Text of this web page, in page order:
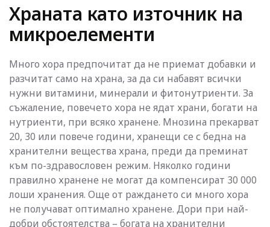
Храната като източник на
микроелементи
Много хора предпочитат да не приемат добавки и
разчитат само на храна, за да си набавят всички
нужни витамини, минерали и фитонутриенти. За
съжаление, повечето хора не ядат храни, богати на
нутриенти, при всяко хранене. Мнозина прекарват
20, 30 или повече години, хранещи се с бедна на
хранителни вещества храна, преди да преминат
към по-здравословен режим. Няколко години
правилно хранене не могат да компенсират 30 000
лоши хранения. Още от раждането си много хора
не получават оптимално хранене. Дори при най-
добри обстоятелства – богата на хранителни